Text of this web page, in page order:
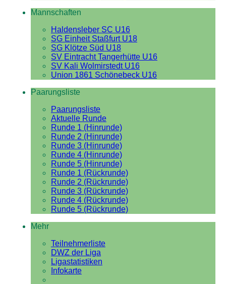
Mannschaften
Haldensleber SC U16
SG Einheit Staßfurt U18
SG Klötze Süd U18
SV Eintracht Tangerhütte U16
SV Kali Wolmirstedt U16
Union 1861 Schönebeck U16
Paarungsliste
Paarungsliste
Aktuelle Runde
Runde 1 (Hinrunde)
Runde 2 (Hinrunde)
Runde 3 (Hinrunde)
Runde 4 (Hinrunde)
Runde 5 (Hinrunde)
Runde 1 (Rückrunde)
Runde 2 (Rückrunde)
Runde 3 (Rückrunde)
Runde 4 (Rückrunde)
Runde 5 (Rückrunde)
Mehr
Teilnehmerliste
DWZ der Liga
Ligastatistiken
Infokarte